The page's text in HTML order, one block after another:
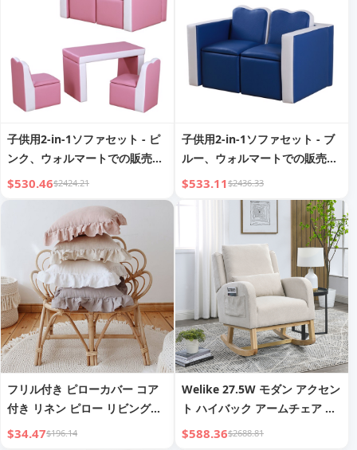
子供用2-in-1ソファセット - ピ
ンク、ウォルマートでの販売は
禁止されており、週末の発送は
ありません
$530.46$2424.21
子供用2-in-1ソファセット - ブ
ルー、ウォルマートでの販売は
禁止されており、週末の発送は
ありません
$533.11$2436.33
フリル付き ピローカバー コア
付き リネン ピロー リビングル
ーム
$34.47$196.14
Welike 27.5W モダン アクセン
ト ハイバック アームチェア ロ
ッカー ランバーサポート付き
$588.36$2688.81